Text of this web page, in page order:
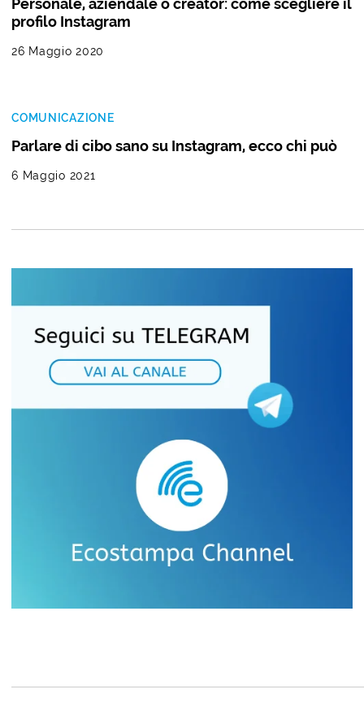
Personale, aziendale o creator: come scegliere il
profilo Instagram
26 Maggio 2020
COMUNICAZIONE
Parlare di cibo sano su Instagram, ecco chi può
6 Maggio 2021